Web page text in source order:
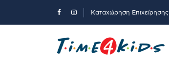
Καταχώρηση Επιχείρησης